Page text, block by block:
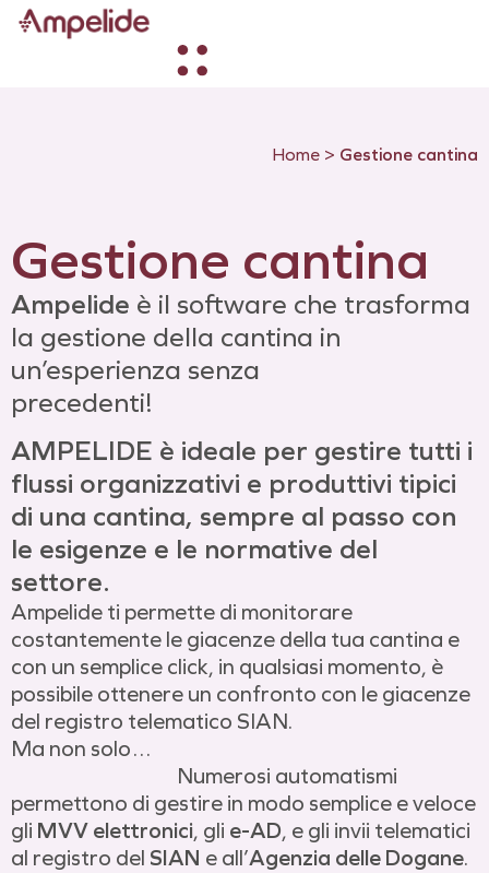
Home > Gestione cantina
Gestione cantina
Ampelide è il software che trasforma
la gestione della cantina in
un’esperienza senza
precedenti!
AMPELIDE è ideale per gestire tutti i
flussi organizzativi e produttivi tipici
di una cantina, sempre al passo con
le esigenze e le normative del
settore.
Ampelide ti permette di monitorare
costantemente le giacenze della tua cantina e
con un semplice click, in qualsiasi momento, è
possibile ottenere un confronto con le giacenze
del registro telematico SIAN.
Ma non solo…
Numerosi automatismi
permettono di gestire in modo semplice e veloce
gli MVV elettronici, gli e-AD, e gli invii telematici
al registro del SIAN e all’Agenzia delle Dogane.